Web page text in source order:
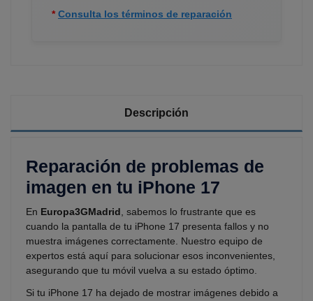
* Consulta los términos de reparación
Descripción
Reparación de problemas de
imagen en tu iPhone 17
En Europa3GMadrid , sabemos lo frustrante que es
cuando la pantalla de tu iPhone 17 presenta fallos y no
muestra imágenes correctamente. Nuestro equipo de
expertos está aquí para solucionar esos inconvenientes,
asegurando que tu móvil vuelva a su estado óptimo.
Si tu iPhone 17 ha dejado de mostrar imágenes debido a